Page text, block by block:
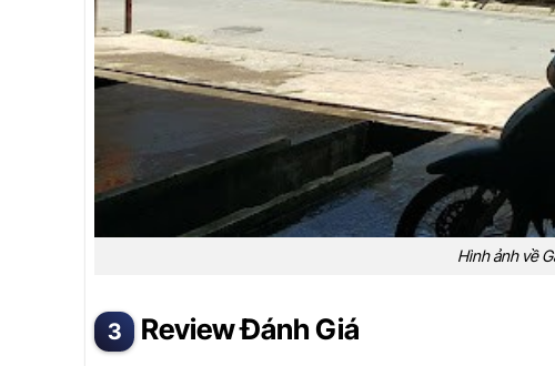
Hình ảnh về
Review Đánh Giá